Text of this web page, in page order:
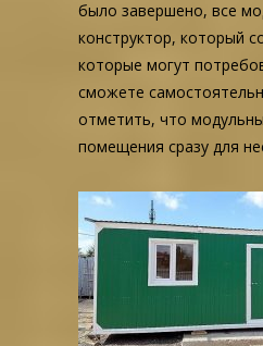
было завершено, все
конструктор, который
которые могут
сможете
отметить, что
помещения сразу для